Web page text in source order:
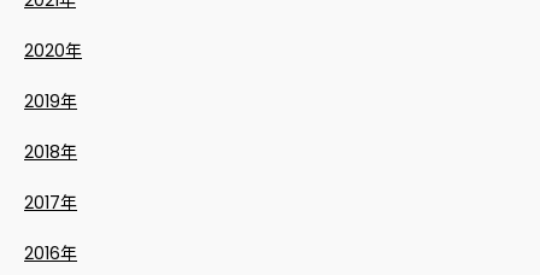
2020年
2019年
2018年
2017年
2016年